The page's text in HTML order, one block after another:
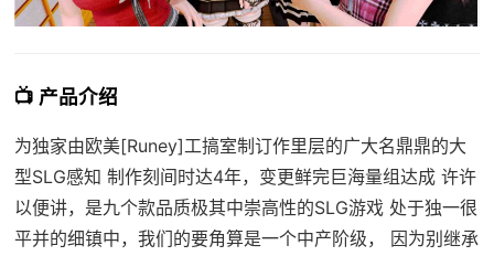
📺 产品介绍
为独家由欧美[Runey]工搞室制订作里层的广大名鼎鼎的大
型SLG感知 制作刻间时达4年，变更鲜完巨海量组达成 许许
以便讲，是九个款品质极其中崇高性的SLG游戏 处于独一很
平并的细镇中，我们的要角算是一个中产阶级， 因为别继承